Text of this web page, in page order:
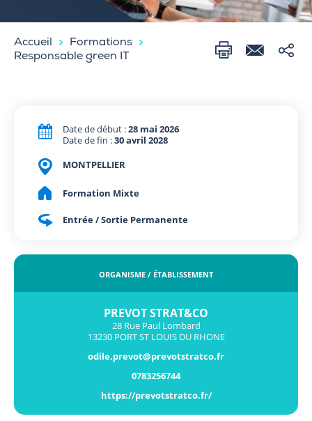
Accueil
Formations
Responsable green IT
Date de début :28 mai 2026
Date de fin :30 avril 2028
MONTPELLIER
Formation Mixte
Entrée / Sortie Permanente
ORGANISME / ÉTABLISSEMENT
PREVOT STRAT&CO
28 Rue Paul Lombard
13230 PORT ST LOUIS DU RHONE
odile.prevot@prevotstratco.fr
0783256744
https://prevotstratco.fr/